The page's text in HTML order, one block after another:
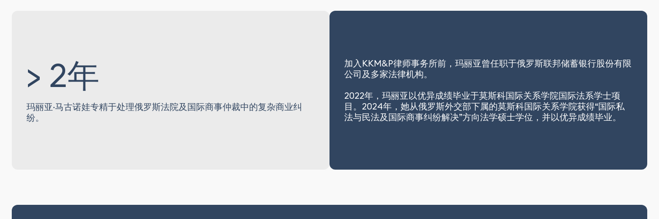
> 2年
玛丽亚·马古诺娃专精于处理俄罗斯法院及国际商事仲裁中的复杂商业纠
纷。
加入KKM&P律师事务所前，玛丽亚曾任职于俄罗斯联邦储蓄银行股份有限
公司及多家法律机构。
2022年，玛丽亚以优异成绩毕业于莫斯科国际关系学院国际法系学士项
目。2024年，她从俄罗斯外交部下属的莫斯科国际关系学院获得“国际私
法与民法及国际商事纠纷解决”方向法学硕士学位，并以优异成绩毕业。